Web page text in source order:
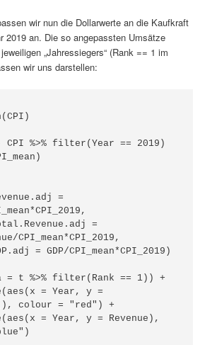
wir nun die Dollarwerte an die Kaufkraft
2019 an. Die so angepassten Umsätze
„Jahressiegers“ (Rank == 1 im
wir uns darstellen:
CPI %>% filter(Year == 2019)
=
CPI_mean*CPI_2019,
=
CPI_mean*CPI_2019,
GDP/CPI_mean*CPI_2019)
= t %>% filter(Rank == 1)) +
= Year, y =
colour = "red") +
= Year, y = Revenue),